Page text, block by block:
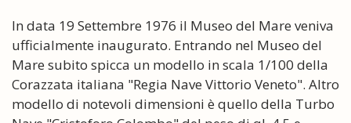
In data 19 Settembre 1976 il Museo del Mare veniva
ufficialmente inaugurato. Entrando nel Museo del
Mare subito spicca un modello in scala 1/100 della
Corazzata italiana "Regia Nave Vittorio Veneto". Altro
modello di notevoli dimensioni è quello della Turbo